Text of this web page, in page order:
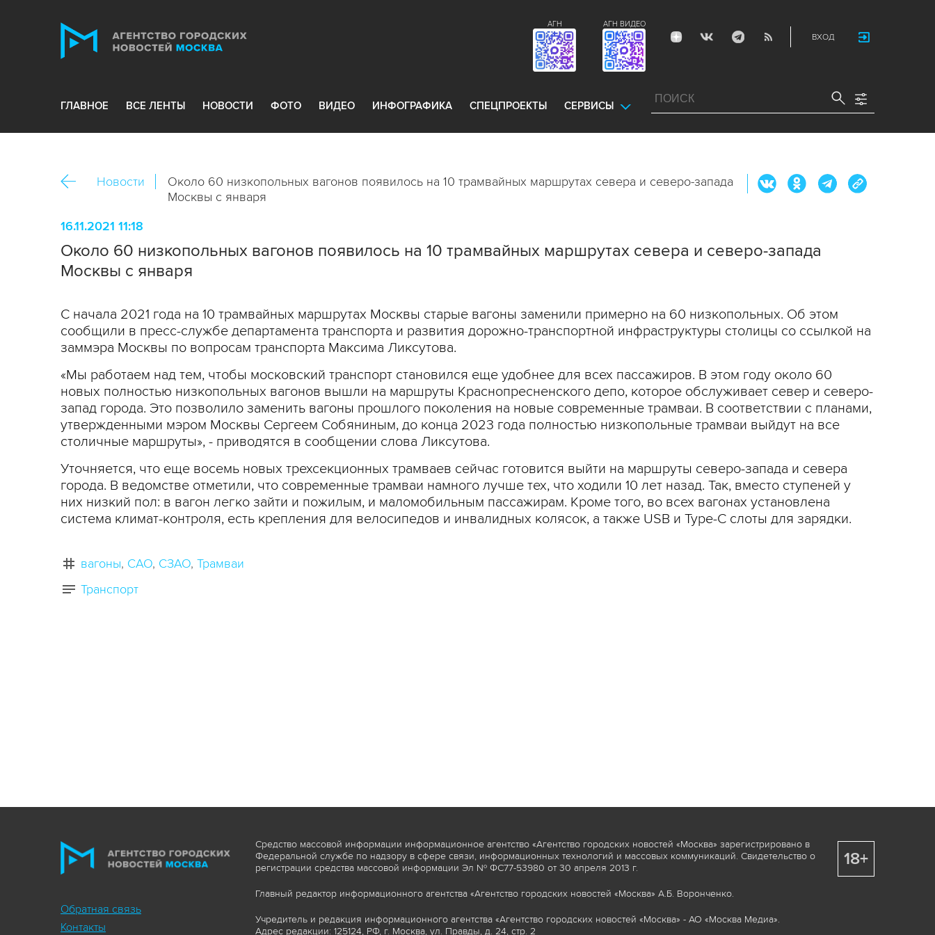
ВХОД
АГН ВИДЕО
АГН
ГЛАВНОЕ ВСЕ ЛЕНТЫ НОВОСТИ ФОТО ВИДЕО ИНФОГРАФИКА СПЕЦПРОЕКТЫ СЕРВИСЫ
Новости
Около 60 низкопольных вагонов появилось на 10 трамвайных маршрутах севера и северо-запада
Москвы с января
16.11.2021 11:18
Около 60 низкопольных вагонов появилось на 10 трамвайных маршрутах севера и северо-запада
Москвы с января
С начала 2021 года на 10 трамвайных маршрутах Москвы старые вагоны заменили примерно на 60 низкопольных. Об этом
сообщили в пресс-службе департамента транспорта и развития дорожно-транспортной инфраструктуры столицы со ссылкой на
заммэра Москвы по вопросам транспорта Максима Ликсутова.
«Мы работаем над тем, чтобы московский транспорт становился еще удобнее для всех пассажиров. В этом году около 60
новых полностью низкопольных вагонов вышли на маршруты Краснопресненского депо, которое обслуживает север и северо-
запад города. Это позволило заменить вагоны прошлого поколения на новые современные трамваи. В соответствии с планами,
утвержденными мэром Москвы Сергеем Собяниным, до конца 2023 года полностью низкопольные трамваи выйдут на все
столичные маршруты», - приводятся в сообщении слова Ликсутова.
Уточняется, что еще восемь новых трехсекционных трамваев сейчас готовится выйти на маршруты северо-запада и севера
города. В ведомстве отметили, что современные трамваи намного лучше тех, что ходили 10 лет назад. Так, вместо ступеней у
них низкий пол: в вагон легко зайти и пожилым, и маломобильным пассажирам. Кроме того, во всех вагонах установлена
система климат-контроля, есть крепления для велосипедов и инвалидных колясок, а также USB и Type-C слоты для зарядки.
вагоны САО СЗАО Трамваи
Транспорт
Обратная связь
Контакты
Средство массовой информации информационное агентство «Агентство городских новостей «Москва» зарегистрировано в
Федеральной службе по надзору в сфере связи, информационных технологий и массовых коммуникаций. Свидетельство о
регистрации средства массовой информации Эл № ФС77-53980 от 30 апреля 2013 г.
Главный редактор информационного агентства «Агентство городских новостей «Москва» А.Б. Воронченко.
Учредитель и редакция информационного агентства «Агентство городских новостей «Москва» - АО «Москва Медиа».
Адрес редакции: 125124, РФ, г. Москва, ул. Правды, д. 24, стр. 2
18+